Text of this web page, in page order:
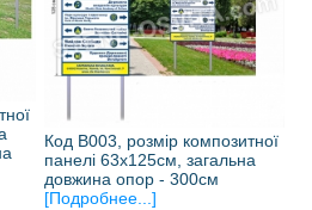
Код В003, розмір композитної
панелі 63х125см, загальна
довжина опор - 300см
[Подробнее...]